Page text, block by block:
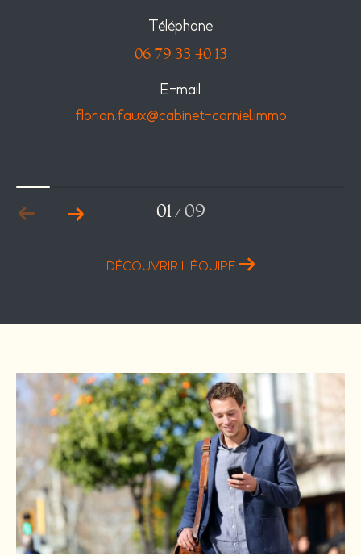
Téléphone
06 79 33 40 13
E-mail
florian.faux@cabinet-carniel.immo
01/ 09
DÉCOUVRIR L'ÉQUIPE